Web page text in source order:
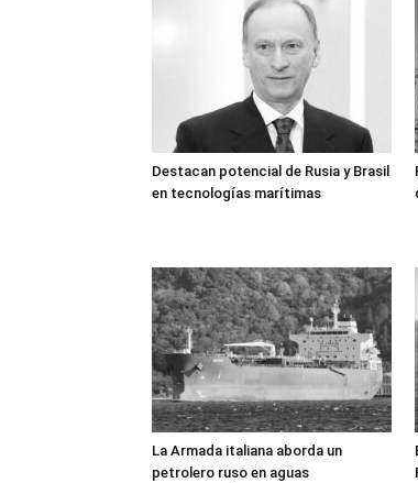
Destacan potencial de Rusia y Brasil
en tecnologías marítimas
La Armada italiana aborda un
petrolero ruso en aguas